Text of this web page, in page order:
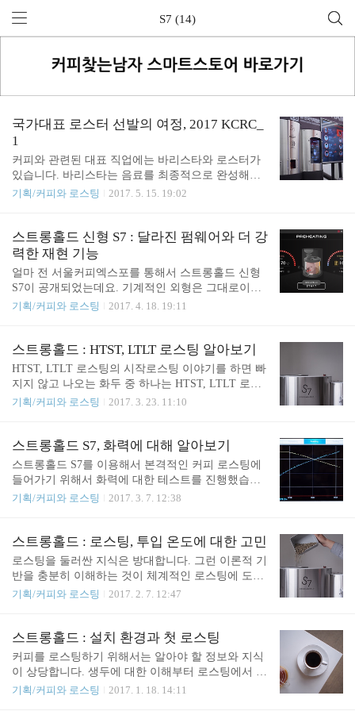
S7 (14)
국가대표 로스터 선발의 여정, 2017 KCRC_
1
커피와 관련된 대표 직업에는 바리스타와 로스터가
있습니다. 바리스타는 음료를 최종적으로 완성해서
소비자에게 전달하기 때문에 음료 제조에 대한 기술
내는 로스팅을 담당하기 때문에, 기술 자체에 대한
무게감이 더 한 직업인 것 같습니다. 커피 산업이 발
전하면서 건전한 경쟁과 시장의 성숙을 위해 이들이
역량을 겨루는 대회들이 만들어졌는데요. KCRC(Kor
ea Coffee Roasting Championship)는 그중에서 한국의
국가대표 로스터를 선발해서 세계 대회로 내보내는
게 되..
기획/커피와 로스팅 2017. 5. 15. 19:02
스트롱홀드 신형 S7 : 달라진 펌웨어와 더 강
력한 재현 기능
얼마 전 서울커피엑스포를 통해서 스트롱홀드 신형
S7이 공개되었는데요. 기계적인 외형은 그대로이지
만 펌웨어와 일부 센서 등에 변화가 있습니다. 특히
펴보시겠습니다. 부팅이 완료된 이후에 나타나는 첫
화면입니다. 스트롱홀드 유저라면 이 부분부터 달라
진 디자인이 느껴질텐데요. 달라진 화면들을 함께 살
펴보겠습니다. 로스팅을 시작하기 위해서 예열을 하
면 나오는 화면입니다. 전반적으로 그래픽을 화려하
있습니다. 훨씬 세련되어졌죠? 가장 중요한 부분은
로스팅 중에 나타나는 화면이 아닐까 합니다. 사실
이 스크린샷 만으로는 충분히 보여 드리기 어려운데,
훨씬 세밀하게 ..
기획/커피와 로스팅 2017. 4. 18. 19:11
스트롱홀드 : HTST, LTLT 로스팅 알아보기
HTST, LTLT 로스팅의 시작로스팅 이야기를 하면 빠
지지 않고 나오는 화두 중 하나는 HTST, LTLT 로스
팅입니다. HTST는 high-temperature short-time의 약자
할 수 있습니다. MTMT 또한 어렵지 않게 유추할 수
있을 텐데요. medium-temperature medium-time을 말
하는 것이겠죠? 그렇다면 '긴 시간과 짧은 시간은 과
연 얼마를 말하는 것이며, 어느 정도의 온도가 고온
혹은 저온일까?'라는 질문을 던져야 할텐데요. 그 질
금 더 알아볼 필요가 있습니다. 커피 로스팅을 연구
하는 사람들은 ..
기획/커피와 로스팅 2017. 3. 23. 11:10
스트롱홀드 S7, 화력에 대해 알아보기
스트롱홀드 S7를 이용해서 본격적인 커피 로스팅에
들어가기 위해서 화력에 대한 테스트를 진행했습니
다. 이번 로스팅에 사용한 생두는 에티오피아 예가체
열풍만 사용한 로스팅드럼의 예열을 위해서는 열풍
과 할로겐이 모두 사용되지만, 투입 이후에는 할로겐
을 0으로 하고 열풍만을 이용해서 로스팅을 진행했
습니다. 스트롱홀드 사의 생두 권장 사용량은 배치
당 250-850g인데요. 열풍으로만 로스팅을 하기 위해
습니다.투입(170/165℃) 이후 화력을 조절하지 않고,
1차 크랙이 발생하는 시기 부근에 해당하는 170℃ 까
지 도달하는 시간을 측정했습니다...
기획/커피와 로스팅 2017. 3. 7. 12:38
스트롱홀드 : 로스팅, 투입 온도에 대한 고민
로스팅을 둘러싼 지식은 방대합니다. 그런 이론적 기
반을 충분히 이해하는 것이 체계적인 로스팅에 도움
이 되는 것은 분명한데요. 로스팅에 영향을 주는 요
전 속도, 열원의 종류, 드럼의 크기, 용량대비 투입량,
배기 생두의 특성 생두의 밀도, 수분도, 프로세스, 생
두 특성에 따른 기대하는 플레이버로스팅 프로파일
전체 로스팅 시간, ROR, MTR, DTR (구체적인 용어
설명은 추후 이어지는 내용에서 다룰 예정)환경의 특
기획/커피와 로스팅 2017. 2. 7. 12:47
스트롱홀드 : 설치 환경과 첫 로스팅
커피를 로스팅하기 위해서는 알아야 할 정보와 지식
이 상당합니다. 생두에 대한 이해부터 로스팅에서 일
어나는 물리, 화학적인 변화에 이르기까지 커피 중에
기획/커피와 로스팅 2017. 1. 18. 14:11